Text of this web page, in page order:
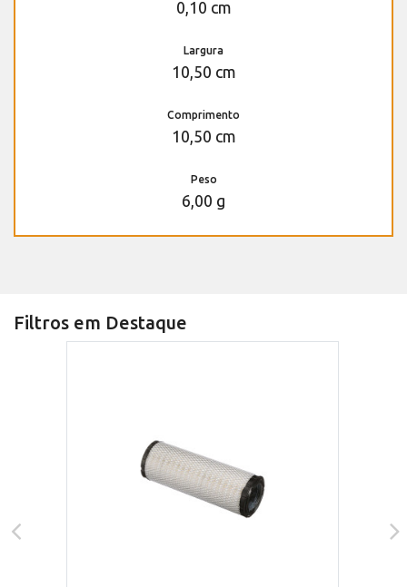
0,10 cm
Largura
10,50 cm
Comprimento
10,50 cm
Peso
6,00 g
Filtros em Destaque